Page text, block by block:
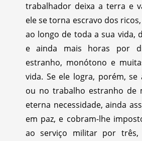
trabalhador deixa a terra e
ele se torna escravo dos
ao longo de toda a sua vida,
e ainda mais horas por
estranho, monótono e
vida. Se ele logra, porém,
ou no trabalho estranho de
eterna necessidade, ainda
em paz, e cobram-lhe
ao serviço militar por